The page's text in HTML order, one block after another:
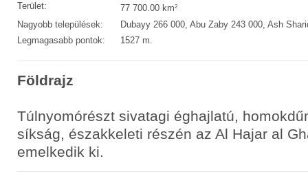
Terület: 77 700.00 km2
Nagyobb települések:
Dubayy 266 000, Abu Zaby 243 000, Ash
Legmagasabb pontok:
1527 m.
Földrajz
Túlnyomórészt sivatagi éghajlatú,
síkság, északkeleti részén az Al Hajar al
emelkedik ki.